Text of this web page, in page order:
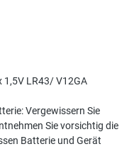
LR43/ V12GA
Vergewissern Sie
Sie vorsichtig die
Batterie und Gerät